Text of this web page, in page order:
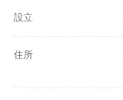
設立
住所